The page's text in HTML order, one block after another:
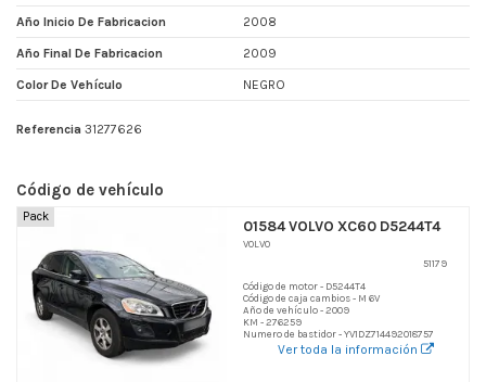
Año Inicio De Fabricacion 2008
Año Final De Fabricacion 2009
Color De Vehículo NEGRO
Referencia 31277626
Código de vehículo
Pack
01584 VOLVO XC60 D5244T4
VOLVO
51179
Código de motor - D5244T4
Código de caja cambios - M 6V
Año de vehículo - 2009
KM - 276259
Numero de bastidor - YV1DZ714492018757
Ver toda la información